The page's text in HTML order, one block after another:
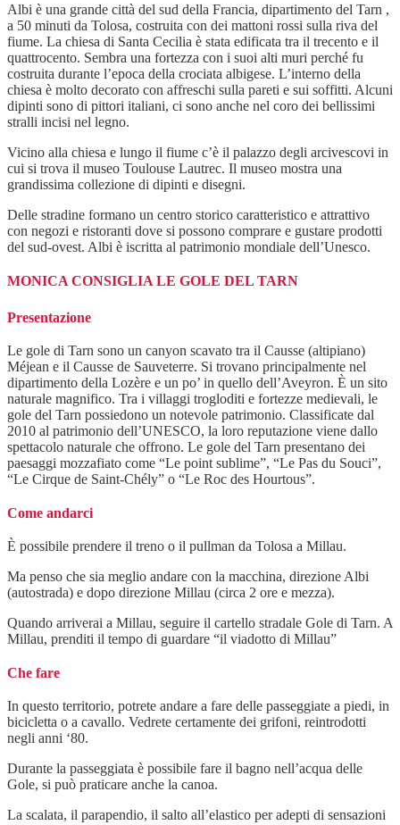
Albi è una grande città del sud della Francia, dipartimento del Tarn ,
a 50 minuti da Tolosa, costruita con dei mattoni rossi sulla riva del
fiume. La chiesa di Santa Cecilia è stata edificata tra il trecento e il
quattrocento. Sembra una fortezza con i suoi alti muri perché fu
costruita durante l’epoca della crociata albigese. L’interno della
chiesa è molto decorato con affreschi sulla pareti e sui soffitti. Alcuni
dipinti sono di pittori italiani, ci sono anche nel coro dei bellissimi
stralli incisi nel legno.
Vicino alla chiesa e lungo il fiume c’è il palazzo degli arcivescovi in
cui si trova il museo Toulouse Lautrec. Il museo mostra una
grandissima collezione di dipinti e disegni.
Delle stradine formano un centro storico caratteristico e attrattivo
con negozi e ristoranti dove si possono comprare e gustare prodotti
del sud-ovest. Albi è iscritta al patrimonio mondiale dell’Unesco.
MONICA CONSIGLIA LE GOLE DEL TARN
Presentazione
Le gole di Tarn sono un canyon scavato tra il Causse (altipiano)
Méjean e il Causse de Sauveterre. Si trovano principalmente nel
dipartimento della Lozère e un po’ in quello dell’Aveyron. È un sito
naturale magnifico. Tra i villaggi trogloditi e fortezze medievali, le
gole del Tarn possiedono un notevole patrimonio. Classificate dal
2010 al patrimonio dell’UNESCO, la loro reputazione viene dallo
spettacolo naturale che offrono. Le gole del Tarn presentano dei
paesaggi mozzafiato come “Le point sublime”, “Le Pas du Souci”,
“Le Cirque de Saint-Chély” o “Le Roc des Hourtous”.
Come andarci
È possibile prendere il treno o il pullman da Tolosa a Millau.
Ma penso che sia meglio andare con la macchina, direzione Albi
(autostrada) e dopo direzione Millau (circa 2 ore e mezza).
Quando arriverai a Millau, seguire il cartello stradale Gole di Tarn. A
Millau, prenditi il tempo di guardare “il viadotto di Millau”
Che fare
In questo territorio, potrete andare a fare delle passeggiate a piedi, in
bicicletta o a cavallo. Vedrete certamente dei grifoni, reintrodotti
negli anni ‘80.
Durante la passeggiata è possibile fare il bagno nell’acqua delle
Gole, si può praticare anche la canoa.
La scalata, il parapendio, il salto all’elastico per adepti di sensazioni